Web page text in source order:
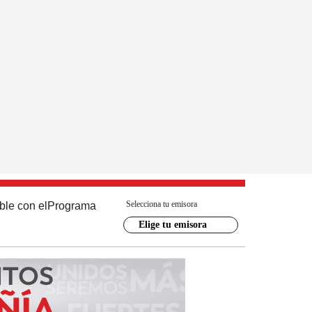
con el Programa Selecciona tu emisora
Elige tu emisora